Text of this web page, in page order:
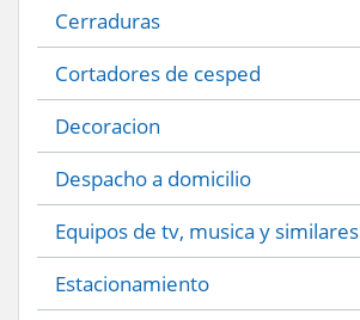
Cerraduras
Cortadores de cesped
Decoracion
Despacho a domicilio
Equipos de tv, musica y similares
Estacionamiento